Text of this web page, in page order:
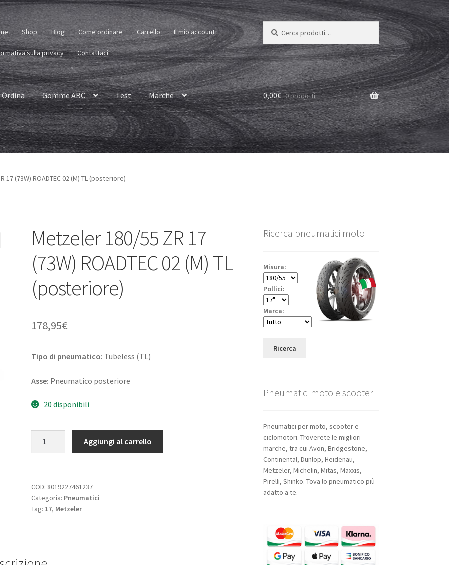
Shop Blog Come ordinare Carrello Il mio account
sulla privacy Contattaci
Cerca:
Cerca
Ordina Gomme ABC Test Marche 0,00€ 0 prodotti
17 (73W) ROADTEC 02 (M) TL (posteriore)
Metzeler 180/55 ZR 17
(73W) ROADTEC 02 (M) TL
(posteriore)
178,95€
Tipo di pneumatico: Tubeless (TL)
Asse: Pneumatico posteriore
20 disponibili
(73W)
ROADTEC
02
quantità
Aggiungi al carrello
COD: 8019227461237
Categoria: Pneumatici
Tag: 17, Metzeler
Ricerca pneumatici moto
Misura:
Pollici:
Marca:
Ricerca
Pneumatici moto e scooter
Pneumatici per moto, scooter e
ciclomotori. Troverete le migliori
marche, tra cui Avon, Bridgestone,
Continental, Dunlop, Heidenau,
Metzeler, Michelin, Mitas, Maxxis,
Pirelli, Shinko. Tova lo pneumatico più
adatto a te.